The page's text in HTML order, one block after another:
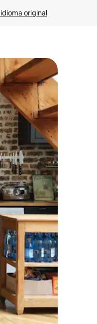
original
tacto o desliza el dedo.